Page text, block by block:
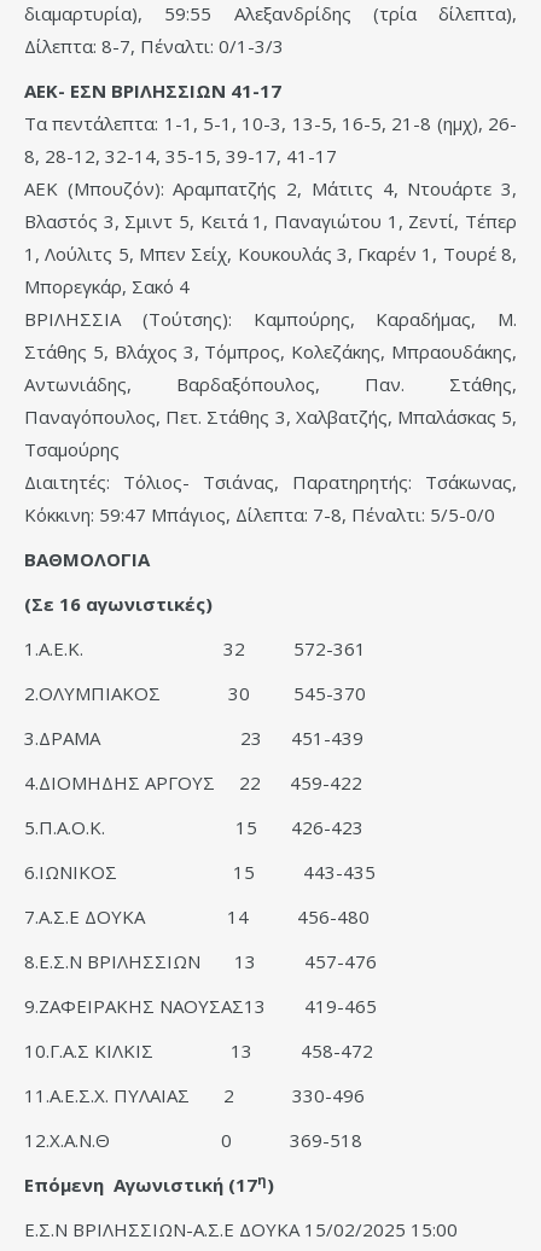
διαμαρτυρία), 59:55 Αλεξανδρίδης (τρία δίλεπτα),
Δίλεπτα: 8-7, Πέναλτι: 0/1-3/3
ΑΕΚ- ΕΣΝ ΒΡΙΛΗΣΣΙΩΝ 41-17
Τα πεντάλεπτα: 1-1, 5-1, 10-3, 13-5, 16-5, 21-8 (ημχ), 26-
8, 28-12, 32-14, 35-15, 39-17, 41-17
ΑΕΚ (Μπουζόν): Αραμπατζής 2, Μάτιτς 4, Ντουάρτε 3,
Βλαστός 3, Σμιντ 5, Κειτά 1, Παναγιώτου 1, Ζεντί, Τέπερ
1, Λούλιτς 5, Μπεν Σείχ, Κουκουλάς 3, Γκαρέν 1, Τουρέ 8,
Μπορεγκάρ, Σακό 4
ΒΡΙΛΗΣΣΙΑ (Τούτσης): Καμπούρης, Καραδήμας, M.
Στάθης 5, Βλάχος 3, Τόμπρος, Κολεζάκης, Μπραουδάκης,
Αντωνιάδης, Βαρδαξόπουλος, Παν. Στάθης,
Παναγόπουλος, Πετ. Στάθης 3, Χαλβατζής, Μπαλάσκας 5,
Τσαμούρης
Διαιτητές: Τόλιος- Τσιάνας, Παρατηρητής: Τσάκωνας,
Κόκκινη: 59:47 Μπάγιος, Δίλεπτα: 7-8, Πέναλτι: 5/5-0/0
ΒΑΘΜΟΛΟΓΙΑ
(Σε 16 αγωνιστικές)
1.Α.Ε.Κ. 32 572-361
2.ΟΛΥΜΠΙΑΚΟΣ 30 545-370
3.ΔΡΑΜΑ 23 451-439
4.ΔΙΟΜΗΔΗΣ ΑΡΓΟΥΣ 22 459-422
5.Π.Α.Ο.Κ. 15 426-423
6.ΙΩΝΙΚΟΣ 15 443-435
7.Α.Σ.Ε ΔΟΥΚΑ 14 456-480
8.Ε.Σ.Ν ΒΡΙΛΗΣΣΙΩΝ 13 457-476
9.ΖΑΦΕΙΡΑΚΗΣ ΝΑΟΥΣΑΣ13 419-465
10.Γ.Α.Σ ΚΙΛΚΙΣ 13 458-472
11.Α.Ε.Σ.Χ. ΠΥΛΑΙΑΣ 2 330-496
12.Χ.Α.Ν.Θ 0 369-518
Επόμενη Αγωνιστική (17η)
Ε.Σ.Ν ΒΡΙΛΗΣΣΙΩΝ-Α.Σ.Ε ΔΟΥΚΑ 15/02/2025 15:00